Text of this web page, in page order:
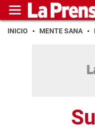
INICIO MENTE SANA